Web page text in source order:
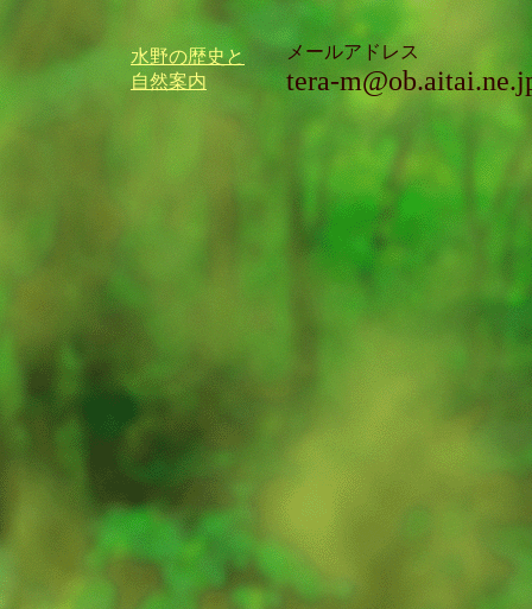
メールアドレス
tera-
水野の歴史と
自然案内